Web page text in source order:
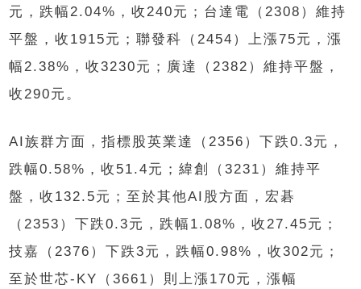
元，跌幅2.04%，收240元；台達電（2308）維持
平盤，收1915元；聯發科（2454）上漲75元，漲
幅2.38%，收3230元；廣達（2382）維持平盤，
收290元。
AI族群方面，指標股英業達（2356）下跌0.3元，
跌幅0.58%，收51.4元；緯創（3231）維持平
盤，收132.5元；至於其他AI股方面，宏碁
（2353）下跌0.3元，跌幅1.08%，收27.45元；
技嘉（2376）下跌3元，跌幅0.98%，收302元；
至於世芯-KY（3661）則上漲170元，漲幅